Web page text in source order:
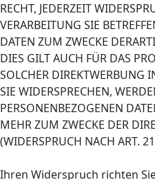
RECHT, JEDERZEIT
VERARBEITUNG SIE
DATEN ZUM ZWECKE
DIES GILT AUCH FÜR DAS
SOLCHER DIREKTWERBUNG
SIE WIDERSPRECHEN,
PERSONENBEZOGENEN
MEHR ZUM ZWECKE DER
(WIDERSPRUCH NACH ART.
Ihren Widerspruch richten